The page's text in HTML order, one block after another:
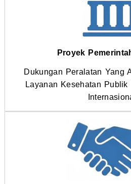
Proyek
Dukungan Peralatan Yang
Layanan Kesehatan